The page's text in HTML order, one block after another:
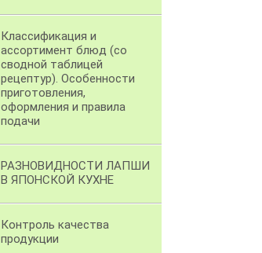
Классификация и
ассортимент блюд (со
сводной таблицей
рецептур). Особенности
приготовления,
оформления и правила
подачи
РАЗНОВИДНОСТИ ЛАПШИ
В ЯПОНСКОЙ КУХНЕ
Контроль качества
продукции